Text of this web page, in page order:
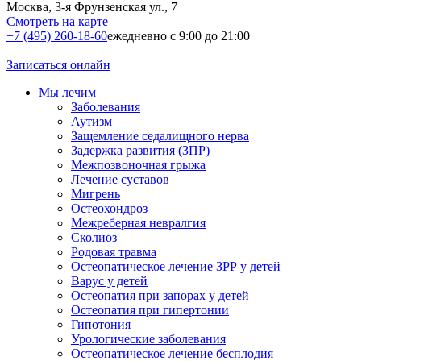
Москва, 3-я Фрунзенская ул., 7
Смотреть на карте
+7 (495) 260-18-60ежедневно с 9:00 до 21:00
Записаться онлайн
Мы лечим
Заболевания
Аутизм
Защемление седалищного нерва
Задержка развития (ЗПР)
Межпозвоночная грыжа
Лечение суставов
Мигрень
Остеохондроз
Межреберная невралгия
Сколиоз
Родовая травма
Остеопатическое лечение ЗРР у детей
Варус у детей
Остеопатия при запорах у детей
Остеопатия при гипертонии
Гипотония
Урологические заболевания
Остеопатическое лечение бесплодия